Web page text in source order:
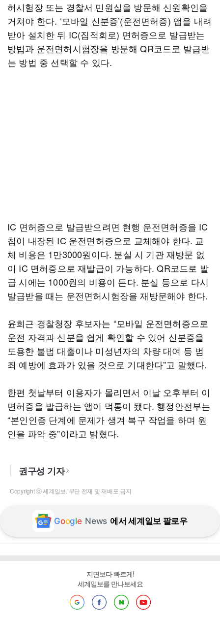
허시험장 또는 경찰서 민원실을 방문해 신원확인을
거쳐야 한다. ‘모바일 신분증’(운전면허증) 앱을 내려
받아 설치한 뒤 IC(집적회로) 면허증으로 발급받는
방법과 운전면허시험장을 방문해 QR코드로 발급받
는 방법 중 선택할 수 있다.
IC 면허증으로 발급받으려면 현행 운전면허증을 IC
칩이 내장된 IC 운전면허증으로 교체해야 한다. 교
체 비용은 1만3000원이다. 분실 시 기관 재방문 없
이 IC 면허증으로 재발급이 가능하다. QR코드로 발
급 시에는 1000원의 비용이 든다. 분실 등으로 다시
발급받을 때는 운전면허시험장을 재방문해야 한다.
윤희근 경찰청장 후보자는 “모바일 운전면허증으로
운전 자격과 신분을 쉽게 확인할 수 있어 신분증을
도용한 불법 대출이나 미성년자의 차량 대여 등 범
죄 예방에 효과가 있을 것으로 기대한다”고 말했다.
한편 첫날부터 이용자가 몰리면서 이날 오후부터 이
면허증을 발급하는 앱이 먹통이 됐다. 행정안전부는
“본인인증 단계에 문제가 생겨 복구 작업을 하며 원
인을 파악 중”이라고 밝혔다.
권구성 기자
Copyright ⓒ 세계일보. 무단 전재 및 재배포 금지
Google News 에서 세계일보 팔로우
지면보다 빠르게!
세계일보를 만나보세요